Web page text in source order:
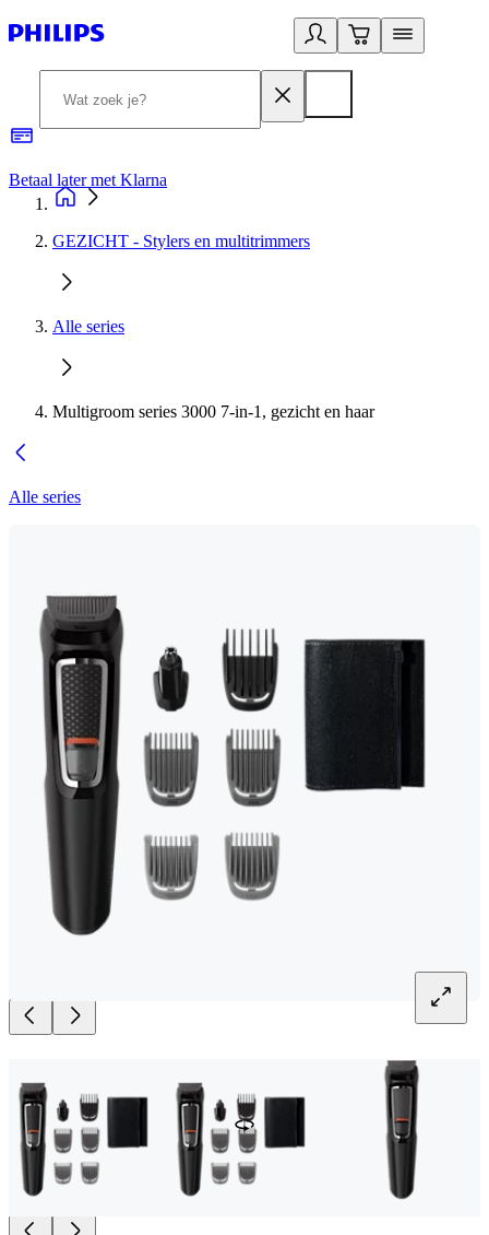
Betaal later met Klarna
GEZICHT - Stylers en multitrimmers
Alle series
Multigroom series 3000 7-in-1, gezicht en haar
Alle series